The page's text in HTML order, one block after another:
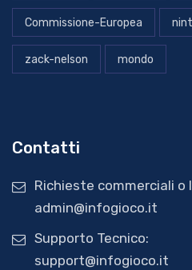
Commissione-Europea
zack-nelson mondo
Contatti
Richieste commerciali o
admin@infogioco.it
Supporto Tecnico:
support@infogioco.it